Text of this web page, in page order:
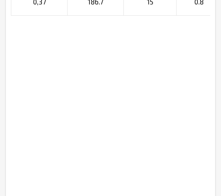
0,37 186.7 15 0.8